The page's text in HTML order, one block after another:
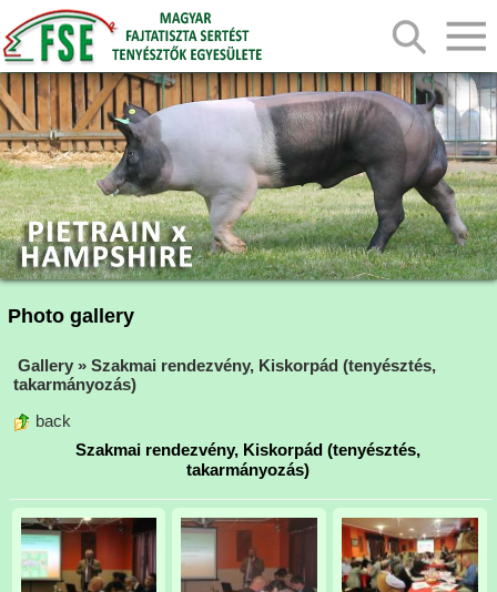
Photo gallery
Gallery» Szakmai rendezvény, Kiskorpád (tenyésztés,
takarmányozás)
back
Szakmai rendezvény, Kiskorpád (tenyésztés,
takarmányozás)